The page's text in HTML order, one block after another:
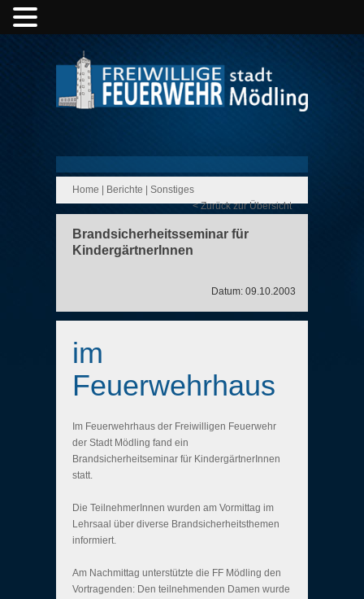
Home Berichte
Sonstiges
< Zurück zur Übersicht
Brandsicherheitsseminar für
KindergärtnerInnen
Datum: 09.10.2003
im
Feuerwehrhaus
Im Feuerwehrhaus der Freiwilligen Feuerwehr
der Stadt Mödling fand ein
Brandsicherheitseminar für KindergärtnerInnen
statt.
Die TeilnehmerInnen wurden am Vormittag im
Lehrsaal über diverse Brandsicherheitsthemen
informiert.
Am Nachmittag unterstützte die FF Mödling den
Vortragenden: Den teilnehmenden Damen wurde